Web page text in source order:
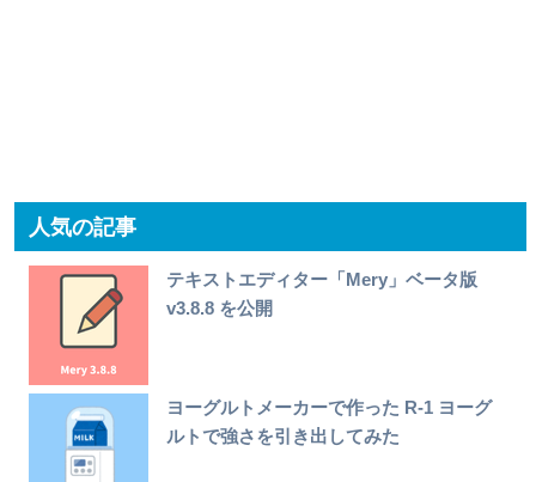
人気の記事
テキストエディター「Mery」ベータ版
v3.8.8 を公開
ヨーグルトメーカーで作った R-1 ヨーグ
ルトで強さを引き出してみた